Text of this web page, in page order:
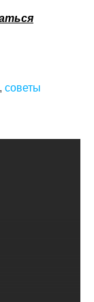
, советы